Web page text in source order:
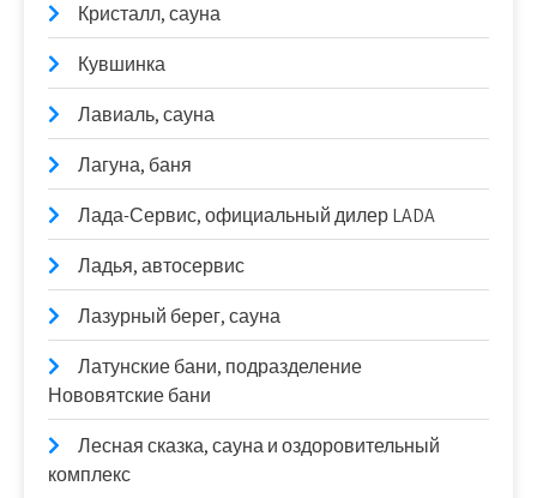
Кристалл, сауна
Кувшинка
Лавиаль, сауна
Лагуна, баня
Лада-Сервис, официальный дилер LADA
Ладья, автосервис
Лазурный берег, сауна
Латунские бани, подразделение
Нововятские бани
Лесная сказка, сауна и оздоровительный
комплекс